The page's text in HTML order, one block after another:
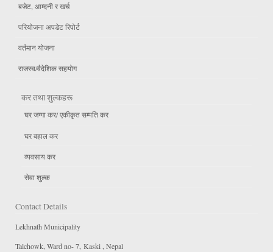
बजेट, आम्दनी र खर्च
परियोजना अपडेट रिपोर्ट
वर्तमान योजना
राजस्व/वैदेशिक सहयोग
कर तथा शुल्कहरू
घर जग्गा कर/ एकीकृत सम्पति कर
घर बहाल कर
व्यवसाय कर
सेवा शुल्क
Contact Details
Lekhnath Municipality
Talchowk, Ward no- 7, Kaski , Nepal